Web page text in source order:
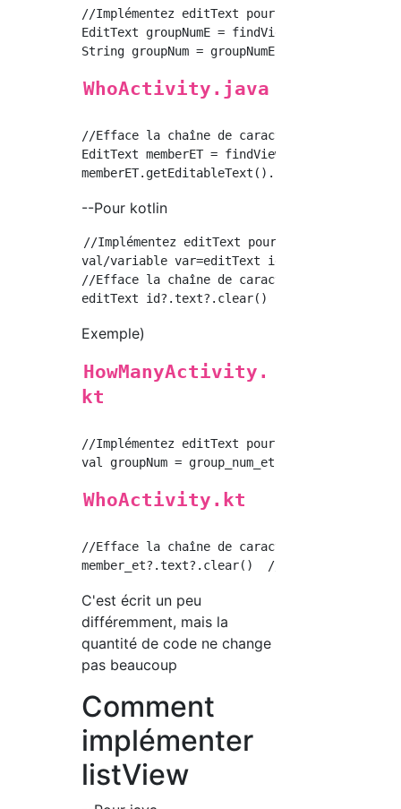
//Implémentez editText pour recevoir les
EditText groupNumE =
WhoActivity.java
//Efface la chaîne de caractères saisie
EditText memberET =
--Pour kotlin
//Implémentez editText pour recevoir les
val/variable var=editText id.text.toString()
//Efface la chaîne de caractères saisie
Exemple)
HowManyActivity.
kt
//Implémentez editText pour recevoir les
WhoActivity.kt
//Efface la chaîne de caractères saisie
C'est écrit un peu
différemment, mais la
quantité de code ne change
pas beaucoup
Comment
implémenter
listView